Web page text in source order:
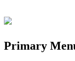
Primary